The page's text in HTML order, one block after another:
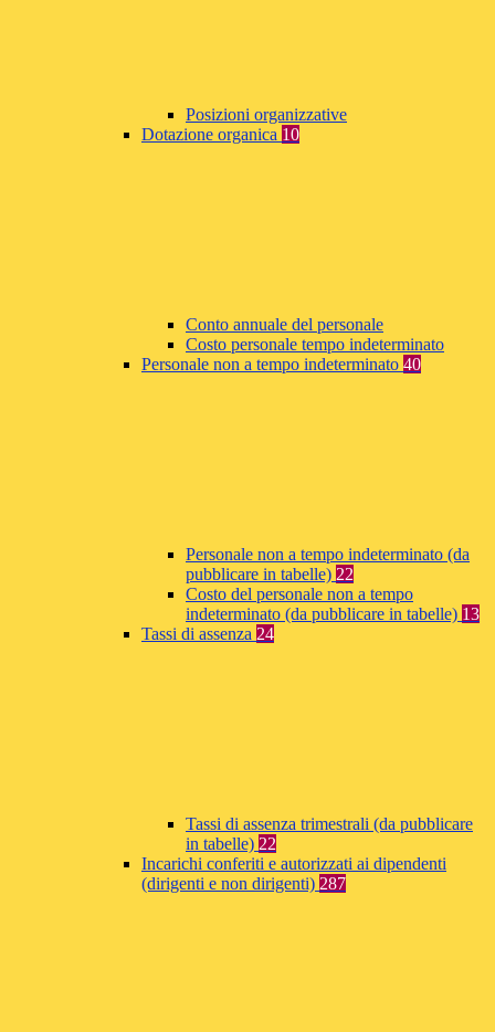
Posizioni organizzative
Dotazione organica 10
Conto annuale del personale
Costo personale tempo indeterminato
Personale non a tempo indeterminato 40
Personale non a tempo indeterminato (da
pubblicare in tabelle) 22
Costo del personale non a tempo
indeterminato (da pubblicare in tabelle) 13
Tassi di assenza 24
Tassi di assenza trimestrali (da pubblicare
in tabelle) 22
Incarichi conferiti e autorizzati ai dipendenti
(dirigenti e non dirigenti) 287